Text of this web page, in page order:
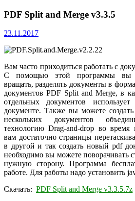
PDF Split and Merge v3.3.5
23.11.2017
Вам часто приходиться работать с
С помощью этой программы вы
вращать, разделять документы в
документов PDF Split and Merge, в
отдельных документов
документе. Также вы можете
нескольких документов
технологию Drag-and-drop во время
вам достаточно страницы
в другой и так создать новый pdf
необходимо вы можете поворачивать
нужную сторону. Программа
работе. Для работы надо установить
Скачать: PDF Split and Merge v3.3.5.7z